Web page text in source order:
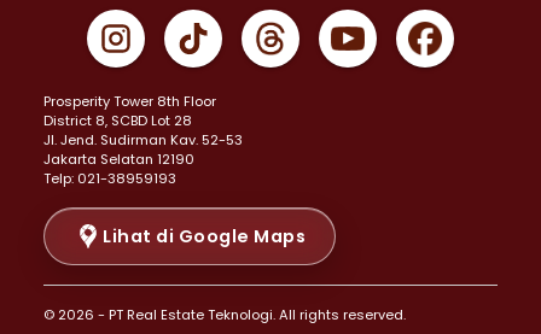
Properti Dijual di Gambir >
Properti Dijual di Johar Baru >
Properti Dijual di Menteng >
Properti Dijual di Senen >
Properti Dijual di Tanah Abang >
Properti Dijual di Cikini >
Properti Dijual di Kramat >
Properti Dijual di Pasar Baru >
Properti Dijual di Bendungan Hilir >
Properti Dijual di Jakarta Selatan >
Prosperity Tower 8th Floor
District 8, SCBD Lot 28
JI. Jend. Sudirman Kav. 52-53
Jakarta Selatan 12190
Telp: 021-38959193
Lihat di Google Maps
© 2026 - PT Real Estate Teknologi. All rights reserved.